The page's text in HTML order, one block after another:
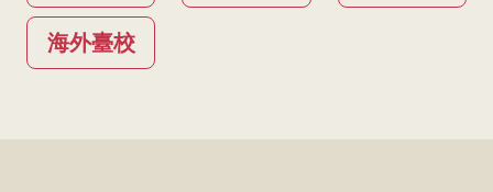
海外臺校